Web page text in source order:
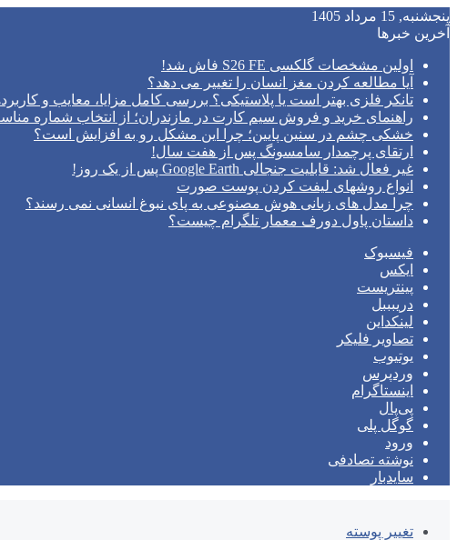
پنجشنبه, 15 مرداد 1405
آخرین خبرها
اولین مشخصات گلکسی S26 FE فاش شد!
آیا مطالعه کردن مغز انسان را تغییر می‌ دهد؟
تانکر فلزی بهتر است یا پلاستیکی؟ بررسی کامل مزایا، معایب و
راهنمای خرید و فروش سیم کارت در مازندران؛ از انتخاب شماره
خشکی چشم در سنین پایین؛ چرا این مشکل رو به افزایش است؟
ارتقای پرچمدار سامسونگ پس از هفت سال!
غیر فعال شد: قابلیت جنجالی Google Earth پس از یک روز!
انواع روشهای لیفت کردن پوست صورت
چرا مدل‌ های زبانی هوش مصنوعی به پای نبوغ انسانی نمی‌ رسند؟
داستان پاول دورف معمار تلگرام چیست؟
فیسبوک
ایکس
پینتریست
دریبببل
لینکداین
تصاویر فلیکر
یوتیوب
وردپرس
اینستاگرام
پی‌پال
گوگل پلی
ورود
نوشته تصادفی
سایدبار
تغییر پوسته